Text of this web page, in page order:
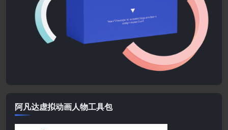
阿凡达虚拟动画人物工具包